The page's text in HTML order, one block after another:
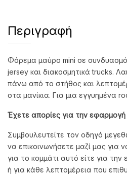
Περιγραφή
Φόρεμα μαύρο mini σε
jersey και διακοσμητικά trucks.
πάνω από το στήθος και
στα μανίκια. Για μια εγγυημένα
Έχετε απορίες για την
Συμβουλευτείτε τον οδηγό
να επικοινωνήσετε μαζί μας για
για το κομμάτι αυτό είτε για
ή για κάθε λεπτομέρεια που